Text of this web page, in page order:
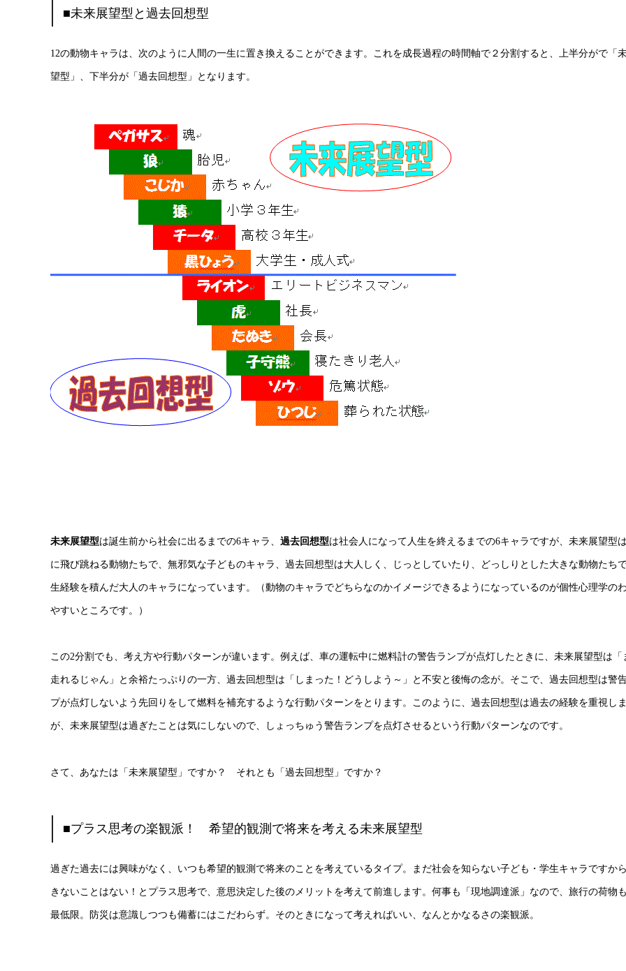
■未来展望型と過去回想型
12の動物キャラは、次のように人間の一生に置き換えることができます。これを成長過程の時間軸で２分割すると、上半分がで「
望型」、下半分が「過去回想型」となります。
未来展望型は誕生前から社会に出るまでの6キャラ、 過去回想型は社会人になって人生を終えるまでの6キャラですが、未来展望型
に飛び跳ねる動物たちで、無邪気な子どものキャラ、過去回想型は大人しく、じっとしていたり、どっしりとした大きな動物たち
生経験を積んだ大人のキャラになっています。（動物のキャラでどちらなのかイメージできるようになっているのが個性心理学の
やすいところです。）
この2分割でも、考え方や行動パターンが違います。例えば、車の運転中に燃料計の警告ランプが点灯したときに、未来展望型は「
走れるじゃん」と余裕たっぷりの一方、過去回想型は「しまった！どうしよう～」と不安と後悔の念が。そこで、過去回想型は警
プが点灯しないよう先回りをして燃料を補充するような行動パターンをとります。このように、過去回想型は過去の経験を重視し
が、未来展望型は過ぎたことは気にしないので、しょっちゅう警告ランプを点灯させるという行動パターンなのです。
さて、あなたは「未来展望型」ですか？ それとも「過去回想型」ですか？
■プラス思考の楽観派！ 希望的観測で将来を考える未来展望型
過ぎた過去には興味がなく、いつも希望的観測で将来のことを考えているタイプ。まだ社会を知らない子ども・学生キャラですか
きないことはない！とプラス思考で、意思決定した後のメリットを考えて前進します。何事も「現地調達派」なので、旅行の荷物
最低限。防災は意識しつつも備蓄にはこだわらず。そのときになって考えればいい、なんとかなるさの楽観派。